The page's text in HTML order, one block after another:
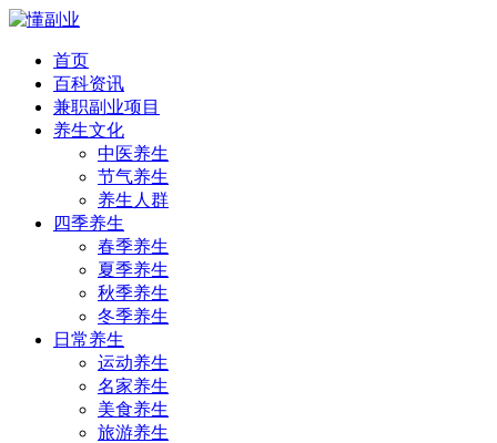
首页
百科资讯
兼职副业项目
养生文化
中医养生
节气养生
养生人群
四季养生
春季养生
夏季养生
秋季养生
冬季养生
日常养生
运动养生
名家养生
美食养生
旅游养生